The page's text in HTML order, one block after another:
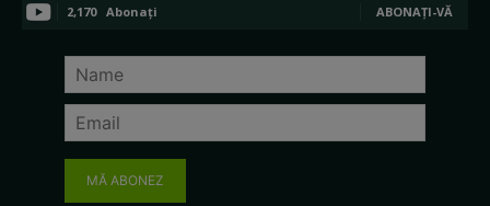
2,170 Abonați ABONAȚI-VĂ
MĂ ABONEZ